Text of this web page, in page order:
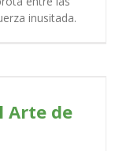
inusitada.
Arte de